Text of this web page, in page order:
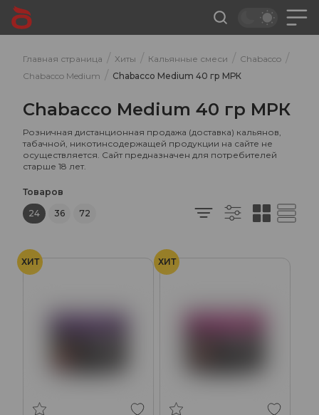
Главная страница / Хиты / Кальянные смеси / Chabacco /
Chabacco Medium / Chabacco Medium 40 гр МРК
Chabacco Medium 40 гр МРК
Розничная дистанционная продажа (доставка) кальянов,
табачной, никотинсодержащей продукции на сайте не
осуществляется. Сайт предназначен для потребителей
старше 18 лет.
Товаров
24
36 72
ХИТ ХИТ